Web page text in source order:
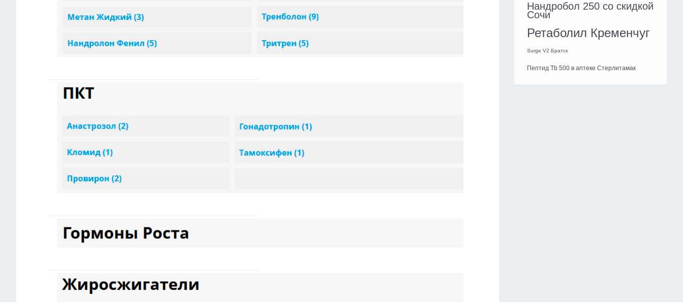
Нандробол 250 со скидкой
Сочи
Ретаболил Кременчуг
Surge V2 Братск
Пептид Tb 500 в аптеке Стерлитамак